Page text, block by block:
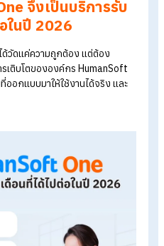
ร และพนักงาน :
รายงานสำคัญเพื่อใช้ประกอบการตั
งค์กรในระยะยาว :ไม่ว่าองค์กรจ
ต่อในปี 2026